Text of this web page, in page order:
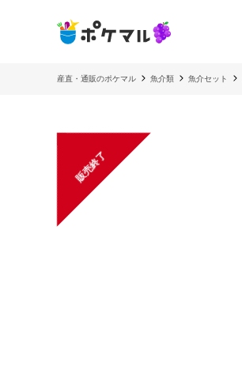
産直・通販のポケマル 魚介類 魚介セット
販売終了